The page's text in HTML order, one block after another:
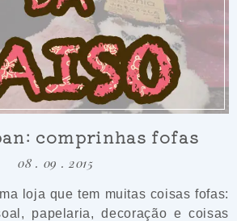
comprinhas fofas
08 . 09 . 2015
loja que tem muitas coisas fofas:
papelaria, decoração e coisas